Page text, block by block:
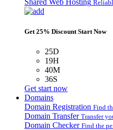
Shared Web Hosting
Get 25% Discount Start Now
25D
19H
40M
36S
Get start now
Domains
Domain Registration Find
Domain Transfer Transfer
Domain Checker Find the